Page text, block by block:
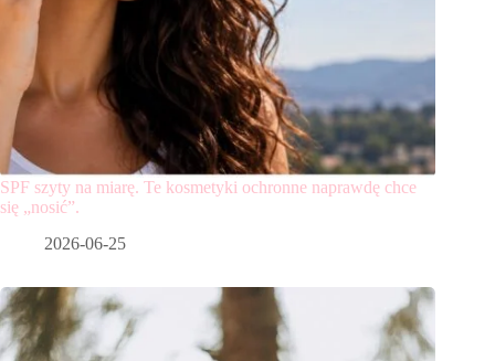
SPF szyty na miarę. Te kosmetyki ochronne naprawdę chce
się „nosić”.
2026-06-25